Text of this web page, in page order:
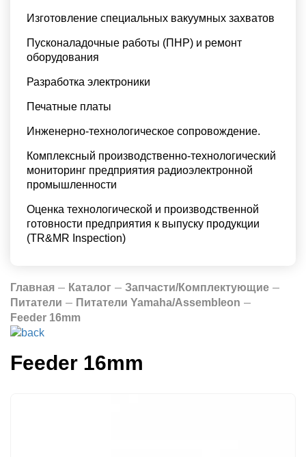
Изготовление специальных вакуумных захватов
Пусконаладочные работы (ПНР) и ремонт
оборудования
Разработка электроники
Печатные платы
Инженерно-технологическое сопровождение.
Комплексный производственно-технологический
мониторинг предприятия радиоэлектронной
промышленности
Оценка технологической и производственной
готовности предприятия к выпуску продукции
(TR&MR Inspection)
Главная Каталог
Запчасти/Комплектующие
Питатели
Питатели Yamaha/Assembleon
Feeder 16mm
Feeder 16mm